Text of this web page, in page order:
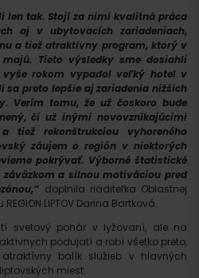
len tak. Stojí za nimi kvalitná práca
aj v ubytovacích zariadeniach,
a tiež atraktívny program, ktorý v
Tieto výsledky sme dosiahli
rokom vypadol veľký hotel v
sa preto lepšie aj zariadenia nižších
Verím tomu, že už čoskoro bude
či už inými novovznikajúcimi
tiež rekonštrukciou vyhoreného
záujem o región v niektorých
pokrývať. Výborné štatistické
a silnou motiváciou pred
doplnila riaditeľka Oblastnej
LIPTOV Darina Bartková.
svetový pohár v lyžovaní, ale na
podujatí a robí všetko preto,
balík služieb v hlavných
miest.